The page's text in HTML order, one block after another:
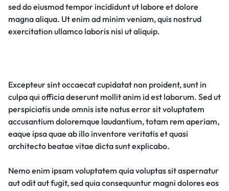
sed do eiusmod tempor incididunt ut labore et dolore
magna aliqua. Ut enim ad minim veniam, quis nostrud
exercitation ullamco laboris nisi ut aliquip.
Excepteur sint occaecat cupidatat non proident, sunt in
culpa qui officia deserunt mollit anim id est laborum. Sed ut
perspiciatis unde omnis iste natus error sit voluptatem
accusantium doloremque laudantium, totam rem aperiam,
eaque ipsa quae ab illo inventore veritatis et quasi
architecto beatae vitae dicta sunt explicabo.
Nemo enim ipsam voluptatem quia voluptas sit aspernatur
aut odit aut fugit, sed quia consequuntur magni dolores eos